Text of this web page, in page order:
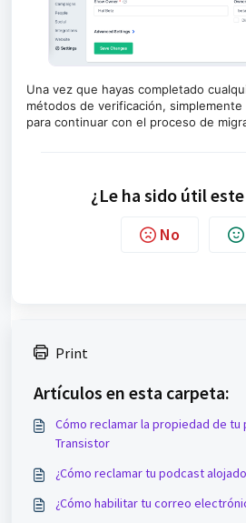
Una vez que hayas completado
métodos de verificación,
para continuar con el proceso de
¿Le ha sido útil
No
Print
Artículos en esta carpeta:
Cómo reclamar la propiedad de tu
Transistor
¿Cómo reclamar tu podcast
¿Cómo habilitar tu correo